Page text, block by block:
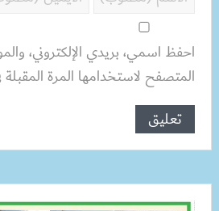
احفظ اسمي، بريدي الإلكتروني،
المتصفح لاستخدامها المرة